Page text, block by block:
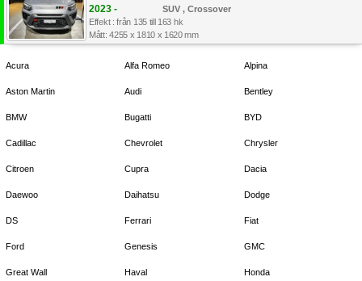
2023 -
SUV , Crossover
Effekt : från 135 till 163 hk
Mått: 4255 x 1810 x 1620 mm
Acura Alfa Romeo Alpina
Aston Martin Audi Bentley
BMW Bugatti BYD
Cadillac Chevrolet Chrysler
Citroen Cupra Dacia
Daewoo Daihatsu Dodge
DS Ferrari Fiat
Ford Genesis GMC
Great Wall Haval Honda